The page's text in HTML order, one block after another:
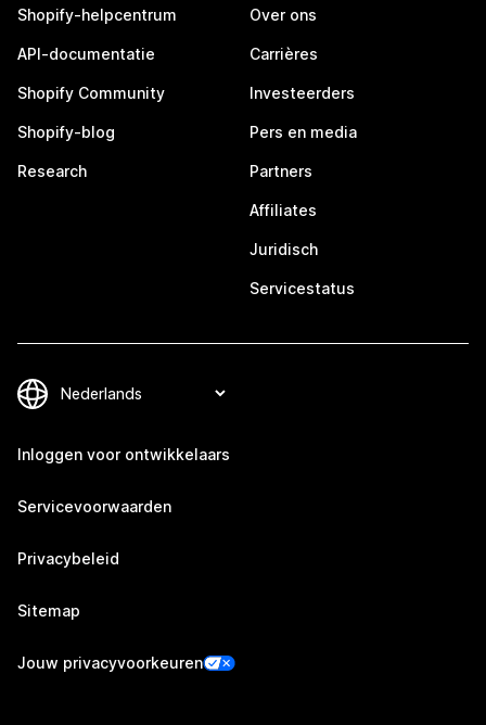
Shopify-helpcentrum
API-documentatie
Shopify Community
Shopify-blog
Research
Over ons
Carrières
Investeerders
Pers en media
Partners
Affiliates
Juridisch
Servicestatus
Inloggen voor ontwikkelaars
Servicevoorwaarden
Privacybeleid
Sitemap
Jouw privacyvoorkeuren